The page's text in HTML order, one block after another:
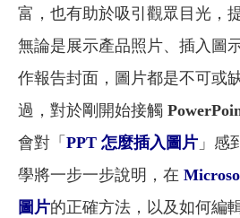
富，也有助於吸引觀眾目光，
無論是展示產品照片、插入圖
作報告封面，圖片都是不可或
過，對於剛開始接觸
會對「 PPT 怎麼插入圖片 」感
學將一步一步說明，在
圖片的正確方法，以及如何編